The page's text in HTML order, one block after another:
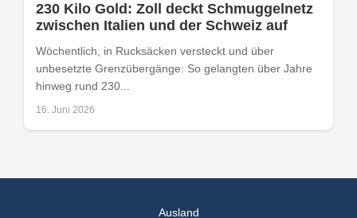
230 Kilo Gold: Zoll deckt Schmuggelnetz
zwischen Italien und der Schweiz auf
Wöchentlich, in Rucksäcken versteckt und über
unbesetzte Grenzübergänge: So gelangten über Jahre
hinweg rund 230...
16. Juni 2026
Ausland